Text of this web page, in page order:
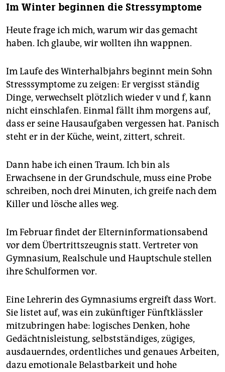
Im Winter beginnen die Stressymptome
Heute frage ich mich, warum wir das gemacht
haben. Ich glaube, wir wollten ihn wappnen.
Im Laufe des Winterhalbjahrs beginnt mein Sohn
Stresssymptome zu zeigen: Er vergisst ständig
Dinge, verwechselt plötzlich wieder v und f, kann
nicht einschlafen. Einmal fällt ihm morgens auf,
dass er seine Hausaufgaben vergessen hat. Panisch
steht er in der Küche, weint, zittert, schreit.
Dann habe ich einen Traum. Ich bin als
Erwachsene in der Grundschule, muss eine Probe
schreiben, noch drei Minuten, ich greife nach dem
Killer und lösche alles weg.
Im Februar findet der Elterninformationsabend
vor dem Übertrittszeugnis statt. Vertreter von
Gymnasium, Realschule und Hauptschule stellen
ihre Schulformen vor.
Eine Lehrerin des Gymnasiums ergreift dass Wort.
Sie listet auf, was ein zukünftiger Fünftklässler
mitzubringen habe: logisches Denken, hohe
Gedächtnisleistung, selbstständiges, zügiges,
ausdauerndes, ordentliches und genaues Arbeiten,
dazu emotionale Belastbarkeit und hohe